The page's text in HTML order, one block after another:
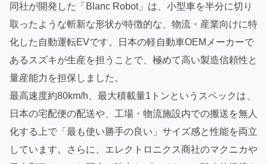
同社が開発した「Blanc Robot」は、小型車を半分に切り
取ったような斬新な形状が特徴的な、物流・産業向けに特
化した自動運転EVです。日本の軽自動車OEMメーカーで
あるスズキが生産を担うことで、極めて高い製造信頼性と
量産能力を担保しました。
最高速度約80km/h、最大積載量1トンというスペックは、
日本の宅配便の配送や、工場・物流施設内での搬送を無人
化する上で「最も使い勝手の良い」サイズ感と性能を両立
しています。さらに、エレクトロニクス商社のマクニカや